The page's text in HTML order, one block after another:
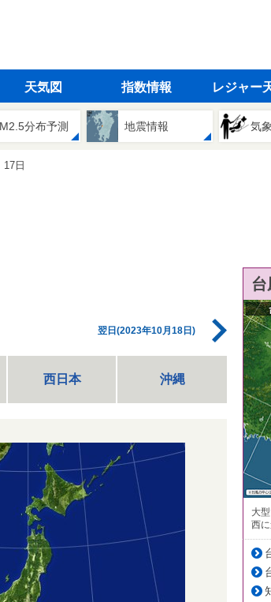
天気図 指数情報 レジャー
分布予測 地震情報 気
17日
翌日(2023年10月18日)
西日本 沖縄
大
西